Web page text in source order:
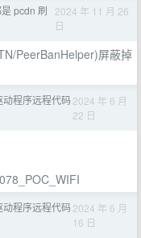
pcdn 刷
2024 年 11 月 26
日
PeerBanHelper)屏蔽掉
程序远程代码2024 年 6 月
22 日
程序远程代码2024 年 6 月
16 日